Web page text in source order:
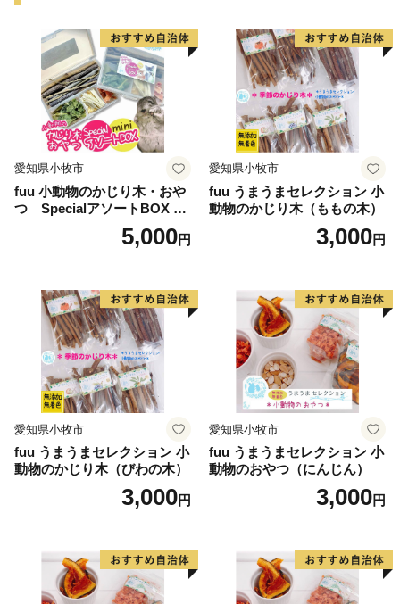
愛知県小牧市
fuu 小動物のかじり木・おや
つ SpecialアソートBOX mi
5,000円
愛知県小牧市
fuu うまうまセレクション 小
動物のかじり木（ももの木）
3,000円
愛知県小牧市
fuu うまうまセレクション 小
動物のかじり木（びわの木）
3,000円
愛知県小牧市
fuu うまうまセレクション 小
動物のおやつ（にんじん）
3,000円